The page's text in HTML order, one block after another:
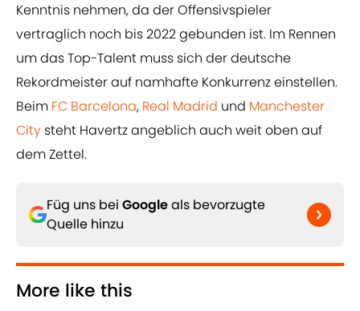
Kenntnis nehmen, da der Offensivspieler
vertraglich noch bis 2022 gebunden ist. Im Rennen
um das Top-Talent muss sich der deutsche
Rekordmeister auf namhafte Konkurrenz einstellen.
Beim ​FC Barcelona, ​Real Madrid und ​Manchester
City steht Havertz angeblich auch weit oben auf
dem Zettel.
Füg uns bei Googleals bevorzugte
Quelle hinzu
More like this